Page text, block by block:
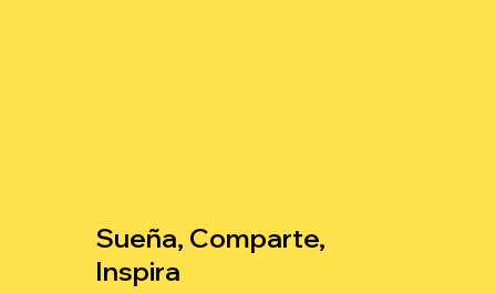
Sueña, Comparte,
Inspira